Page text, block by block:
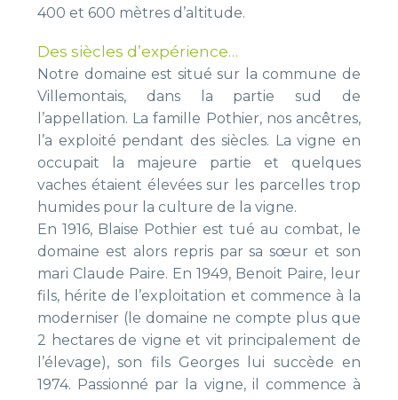
400 et 600 mètres d’altitude.
Des siècles d’expérience…
Notre domaine est situé sur la commune de
Villemontais, dans la partie sud de
l’appellation. La famille Pothier, nos ancêtres,
l’a exploité pendant des siècles. La vigne en
occupait la majeure partie et quelques
vaches étaient élevées sur les parcelles trop
humides pour la culture de la vigne.
En 1916, Blaise Pothier est tué au combat, le
domaine est alors repris par sa sœur et son
mari Claude Paire. En 1949, Benoit Paire, leur
fils, hérite de l’exploitation et commence à la
moderniser (le domaine ne compte plus que
2 hectares de vigne et vit principalement de
l’élevage), son fils Georges lui succède en
1974. Passionné par la vigne, il commence à